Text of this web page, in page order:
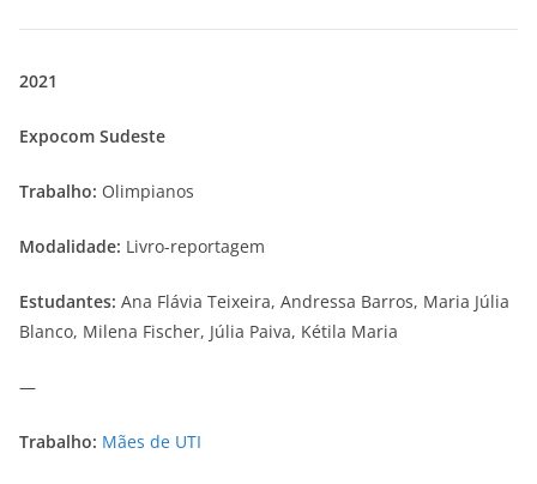
2021
Expocom Sudeste
Trabalho: Olimpianos
Modalidade: Livro-reportagem
Estudantes: Ana Flávia Teixeira, Andressa Barros, Maria Júlia
Blanco, Milena Fischer, Júlia Paiva, Kétila Maria
—
Trabalho: Mães de UTI